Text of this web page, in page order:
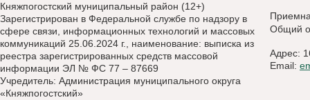
Княжпогостский муниципальный район (12+)
Зарегистрирован в Федеральной службе по надзору в
сфере связи, информационных технологий и массовых
коммуникаций 25.06.2024 г., наименование: выписка из
реестра зарегистрированных средств массовой
информации ЭЛ № ФС 77 – 87669
Учредитель: Администрация муниципального округа
«Княжпогостский»
Общий
Адрес:
Email: